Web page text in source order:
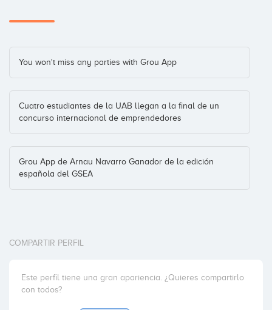
You won't miss any parties with Grou App
Cuatro estudiantes de la UAB llegan a la final de un
concurso internacional de emprendedores
Grou App de Arnau Navarro Ganador de la edición
española del GSEA
COMPARTIR PERFIL
Este perfil tiene una gran apariencia. ¿Quieres compartirlo
con todos?